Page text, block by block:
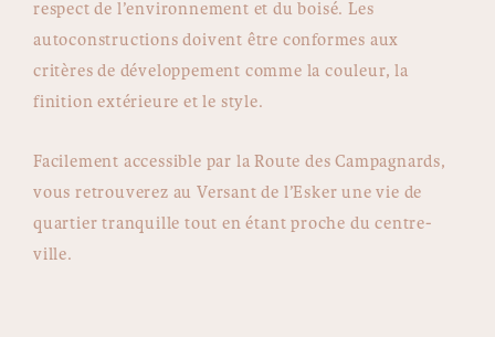
respect de l’environnement et du boisé. Les
autoconstructions doivent être conformes aux
critères de développement comme la couleur, la
finition extérieure et le style.
Facilement accessible par la Route des Campagnards,
vous retrouverez au Versant de l’Esker une vie de
quartier tranquille tout en étant proche du centre-
ville.